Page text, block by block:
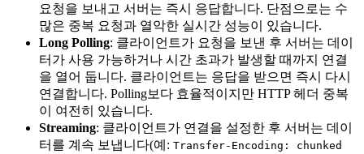
요청을 보내고 서버는 즉시 응답합니다. 단점으로는 수
많은 중복 요청과 열악한 실시간 성능이 있습니다.
Long Polling: 클라이언트가 요청을 보낸 후 서버는 데이
터가 사용 가능하거나 시간 초과가 발생할 때까지 연결
을 열어 둡니다. 클라이언트는 응답을 받으면 즉시 다시
연결합니다. Polling보다 효율적이지만 HTTP 헤더 중복
이 여전히 있습니다.
Streaming: 클라이언트가 연결을 설정한 후 서버는 데이
터를 계속 보냅니다(예: Transfer-Encoding: chunked